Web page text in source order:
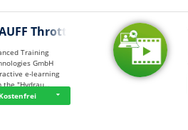
Throttle…
Training
GmbH
e-learning
the "Hydrau…
Kostenfrei